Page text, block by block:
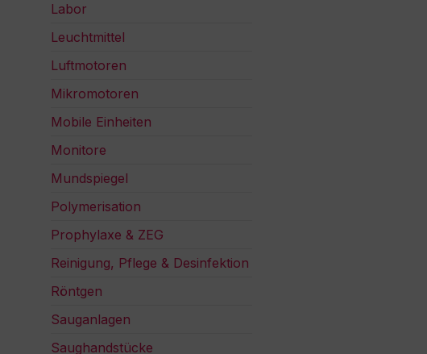
Labor
Leuchtmittel
Luftmotoren
Mikromotoren
Mobile Einheiten
Monitore
Mundspiegel
Polymerisation
Prophylaxe & ZEG
Reinigung, Pflege & Desinfektion
Röntgen
Sauganlagen
Saughandstücke